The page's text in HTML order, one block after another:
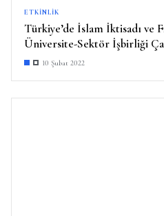
ETKINLIK
Türkiye’de İslam İktisadı ve
Üniversite-Sektör İşbirliği
10 Şubat 2022